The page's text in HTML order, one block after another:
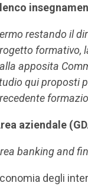
restando il
formativo,
apposita
qui proposti
aziendale
banking and
degli